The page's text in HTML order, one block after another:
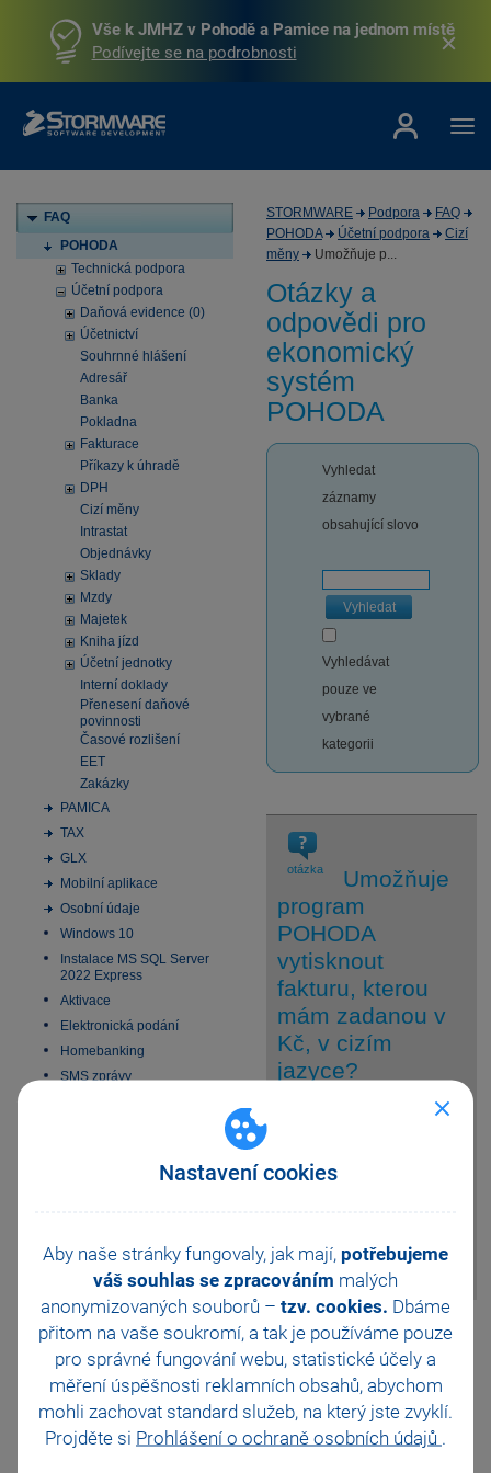
Nastavení cookies
Aby naše stránky fungovaly, jak mají, potřebujeme
váš souhlas se zpracováním malých
anonymizovaných souborů – tzv. cookies. Dbáme
přitom na vaše soukromí, a tak je používáme pouze
pro správné fungování webu, statistické účely a
měření úspěšnosti reklamních obsahů, abychom
mohli zachovat standard služeb, na který jste zvyklí.
Projděte si Prohlášení o ochraně osobních údajů .
Vše k JMHZ v Pohodě a Pamice na jednom místě
Podívejte se na podrobnosti
FAQ
POHODA
Technická podpora
Účetní podpora
Daňová evidence (0)
Účetnictví
Souhrnné hlášení
Adresář
Banka
Pokladna
Fakturace
Příkazy k úhradě
DPH
Cizí měny
Intrastat
Objednávky
Sklady
Mzdy
Majetek
Kniha jízd
Účetní jednotky
Interní doklady
Přenesení daňové
povinnosti
Časové rozlišení
EET
Zakázky
PAMICA
TAX
GLX
Mobilní aplikace
Osobní údaje
Windows 10
Instalace MS SQL Server
2022 Express
Aktivace
Elektronická podání
Homebanking
SMS zprávy
automatizaci Pohody
Zabezpečení
Příspěvkové organizace
JMHZ v Pohodě a Pamice
STORMWARE Podpora
FAQ
POHODA
Účetní podpora
Cizí
měny
Umožňuje p...
Otázky a
odpovědi pro
ekonomický
systém
POHODA
Vyhledat
záznamy
obsahující slovo
Vyhledat
Vyhledávat
pouze ve
vybrané
kategorii
otázka
Umožňuje
program
POHODA
vytisknout
fakturu, kterou
mám zadanou v
Kč, v cizím
jazyce?
francouzsky).
odpověď?
Ne Nevím
Odeslat Tisknout